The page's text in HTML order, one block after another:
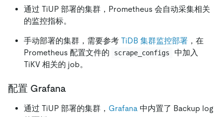
通过 TiUP 部署的集群，Prometheus 会自动采集相关
的监控指标。
手动部署的集群，需要参考 TiDB 集群监控部署 ，在
Prometheus 配置文件的
scrape_configs
中加入
TiKV 相关的 job。
配置 Grafana
通过 TiUP 部署的集群， Grafana 中内置了 Backup log